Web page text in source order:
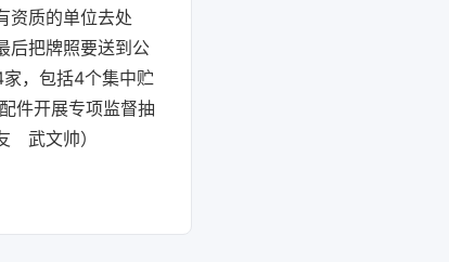
资质的单位去处
后把牌照要送到公
，包括4个集中贮
件开展专项监督抽
武文帅）